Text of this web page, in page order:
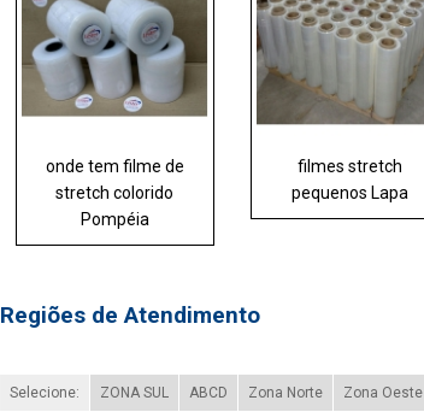
onde tem filme de
stretch colorido
Pompéia
filmes stretch
pequenos Lapa
Regiões de Atendimento
Selecione: ZONA SUL ABCD Zona Norte Zona Oeste